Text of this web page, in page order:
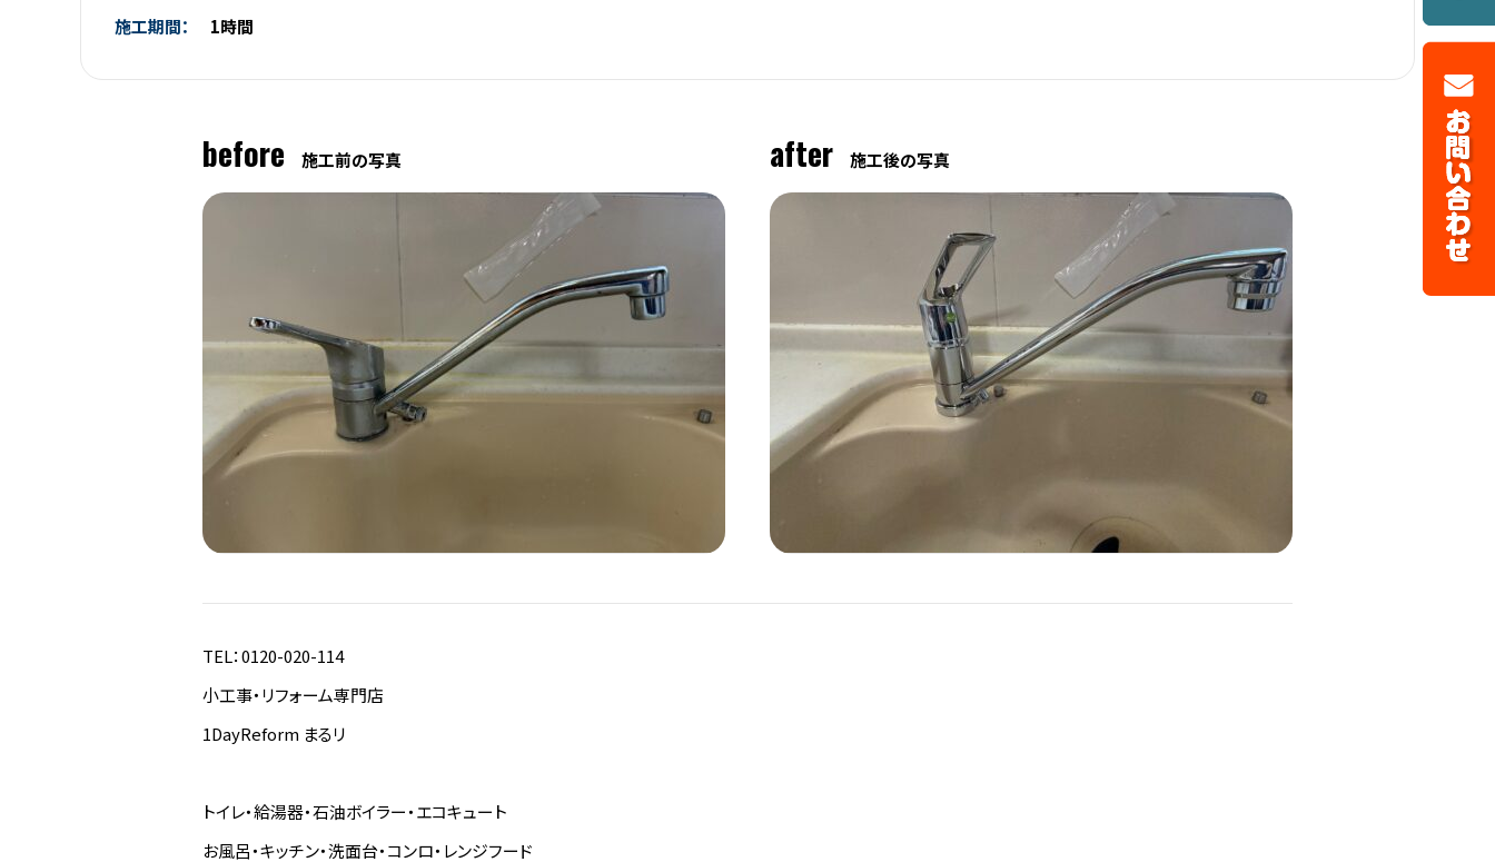
施工期間：
1時間
before 施工前の写真 after 施工後の写真
TEL：0120-020-114
小工事・リフォーム専門店
1DayReform まるリ
トイレ・給湯器・石油ボイラー・エコキュート
お風呂・キッチン・洗面台・コンロ・レンジフード